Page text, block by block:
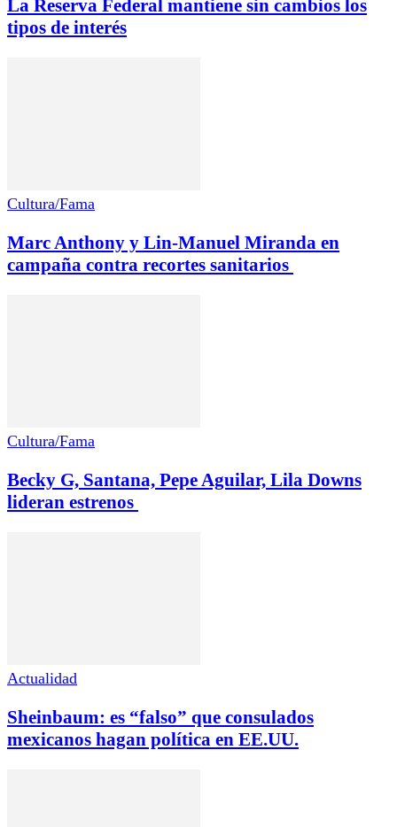
La Reserva Federal mantiene sin cambios los
tipos de interés
Cultura/Fama
Marc Anthony y Lin-Manuel Miranda en
campaña contra recortes sanitarios
Cultura/Fama
Becky G, Santana, Pepe Aguilar, Lila Downs
lideran estrenos
Actualidad
Sheinbaum: es “falso” que consulados
mexicanos hagan política en EE.UU.